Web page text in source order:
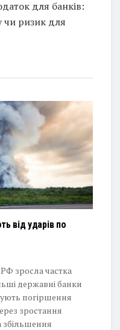
для банків:
ризик для
від ударів по
зросла частка
державні банки
погіршення
зростання
збільшення